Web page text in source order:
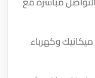
وكهرباء